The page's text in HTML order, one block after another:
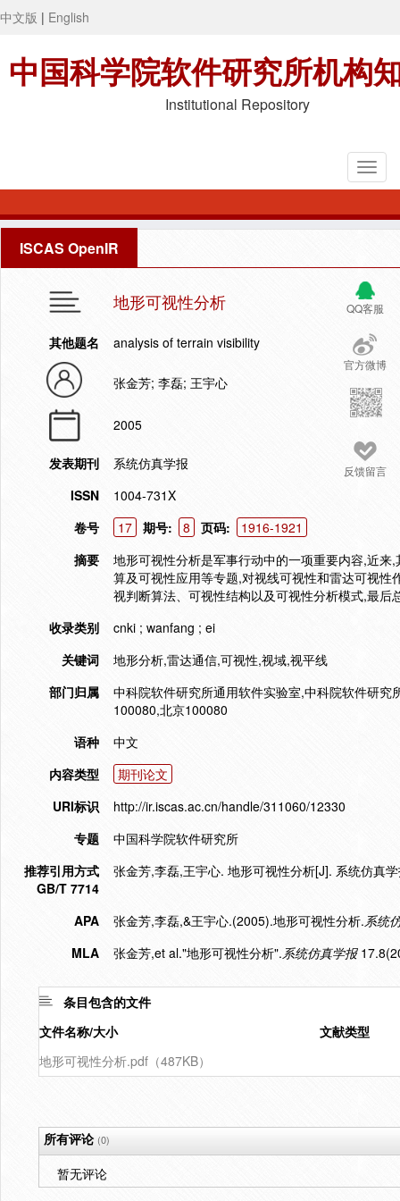
中文版 | English
中国科学院软件研究所机构
Institutional Repository
ISCAS OpenIR
QQ客服
官方微博
反馈留言
地形可视性分析
其他题名 analysis of terrain visibility
张金芳; 李磊; 王宇心
2005
发表期刊
系统仿真学报
ISSN
1004-731X
卷号
17 期号: 8 页码:
1916-1921
摘要
地形可视性分析是军事行动中的一项重要内容,近
算及可视性应用等专题,对视线可视性和雷达可视
视判断算法、可视性结构以及可视性分析模式,最
收录类别
cnki ; wanfang ; ei
关键词
地形分析,雷达通信,可视性,视域,视平线
部门归属
中科院软件研究所通用软件实验室,中科院软件研
100080,北京100080
语种
中文
内容类型
期刊论文
URI标识
http://ir.iscas.ac.cn/handle/311060/12330
专题
中国科学院软件研究所
推荐引用方式
GB/T 7714
张金芳,李磊,王宇心. 地形可视性分析[J]. 系统仿真
APA 张金芳,李磊,&王宇心.(2005).地形可视性分析.系统
MLA
张金芳,et al."地形可视性分析".系统仿真学报
条目包含的文件
文件名称/大小
文献类型
地形可视性分析.pdf（487KB）
所有评论(0)
暂无评论